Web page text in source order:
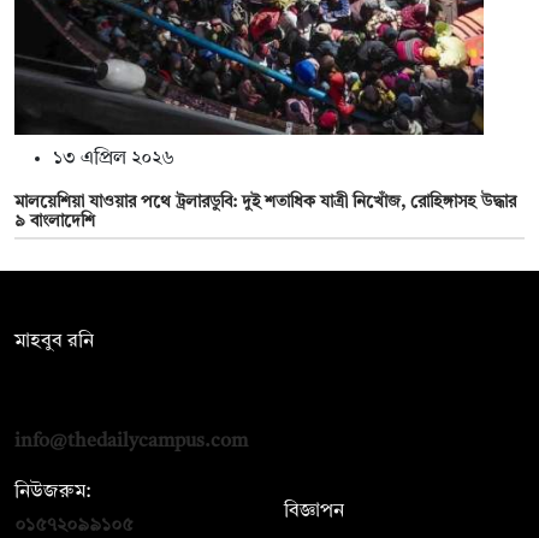
১৩ এপ্রিল ২০২৬
মালয়েশিয়া যাওয়ার পথে ট্রলারডুবি: দুই শতাধিক যাত্রী নিখোঁজ, রোহিঙ্গাসহ উদ্ধার
৯ বাংলাদেশি
মাহবুব রনি
info@thedailycampus.com
নিউজরুম:
০১৫৭২০৯৯১০৫
বিজ্ঞাপন